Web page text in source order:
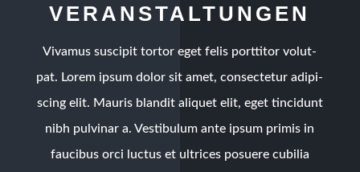
VER­AN­STAL­TUN­GEN
Viva­mus sus­ci­pit tor­tor eget felis port­ti­tor volut­
pat. Lorem ipsum dolor sit amet, con­sec­te­tur adi­pi­
scing elit. Mau­ris blan­dit ali­quet elit, eget tin­cidunt
nibh pul­vi­nar a. Ves­ti­bu­lum ante ipsum pri­mis in
fau­ci­bus orci luc­tus et ultri­ces posue­re cubi­lia